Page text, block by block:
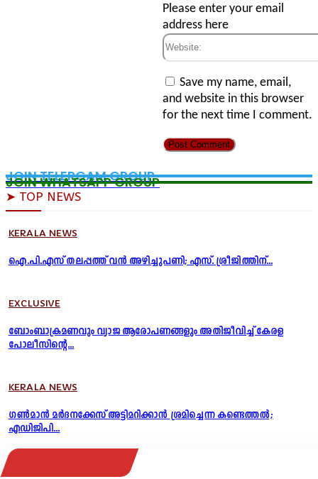
Please enter your email
address here
Save my name, email,
and website in this browser
for the next time I comment.
JOIN TELERGAM GROUP
JOIN WHATSAPP GROUP
➤ TOP NEWS
KERALA NEWS
ഐ.പി.എസ് തലപ്പത്ത് വൻ അഴിച്ചുപണി; എസ്. ശ്രീജിത്തിന്...
EXCLUSIVE
ബോംബാക്രമണവും വ്യാജ ആരോപണങ്ങളും അതിജീവിച്ച് കേരള
പോലീസിന്റെ...
KERALA NEWS
ഗൺമാൻ മർദനക്കേസ് അട്ടിമറിക്കാൻ ശ്രമിച്ചെന്ന കണ്ടെത്തൽ;
എഡിജിപി...